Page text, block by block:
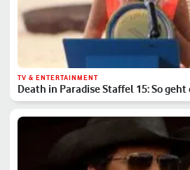
TV & ENTERTAINMENT
Death in Paradise Staffel 15: So